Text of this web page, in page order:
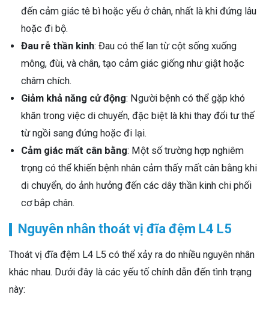
đến cảm giác tê bì hoặc yếu ở chân, nhất là khi đứng lâu
hoặc đi bộ.
Đau rễ thần kinh: Đau có thể lan từ cột sống xuống
mông, đùi, và chân, tạo cảm giác giống như giật hoặc
châm chích.
Giảm khả năng cử động: Người bệnh có thể gặp khó
khăn trong việc di chuyển, đặc biệt là khi thay đổi tư thế
từ ngồi sang đứng hoặc đi lại.
Cảm giác mất cân bằng: Một số trường hợp nghiêm
trọng có thể khiến bệnh nhân cảm thấy mất cân bằng khi
di chuyển, do ảnh hưởng đến các dây thần kinh chi phối
cơ bắp chân.
Nguyên nhân thoát vị đĩa đệm L4 L5
Thoát vị đĩa đệm L4 L5 có thể xảy ra do nhiều nguyên nhân
khác nhau. Dưới đây là các yếu tố chính dẫn đến tình trạng
này: